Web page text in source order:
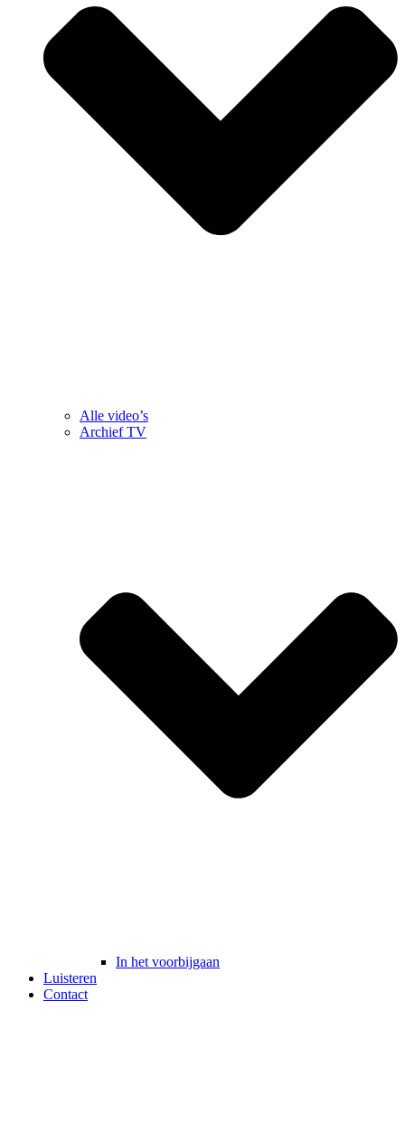
Alle video’s
Archief TV
In het voorbijgaan
Luisteren
Contact